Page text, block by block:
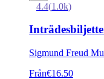
4.4(1.0k)
Sigmund Freud
Från€16.50